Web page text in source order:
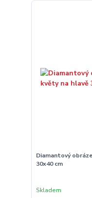
Diamantový
30x40 cm
Skladem